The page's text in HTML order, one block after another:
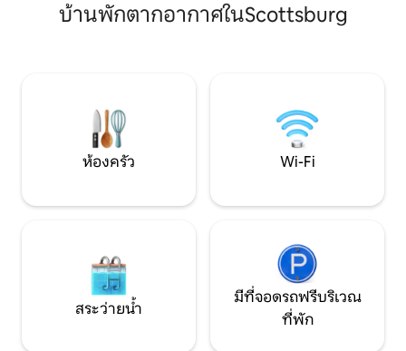
กลับจากมหาสมุทรแปซิฟิกและโอเรกอน
ดูนส์ที่อยู่ห่างออกไปเพียง 16 ไมล์ในรีด
ให้บริการ นาก นกอินทรี แมวน้ำ ปลา ฯลฯ:
สวนสนุกธีมธรรมชาติ!
ฤดูใบไม้ผลิของเร
สาธารณะสเปนเซอ
บ้านพักตากอากาศในScottsburg
ห้องครัว Wi-Fi
สระว่ายน้ำ
มีที่จอดรถฟรีบริเวณ
ที่พัก